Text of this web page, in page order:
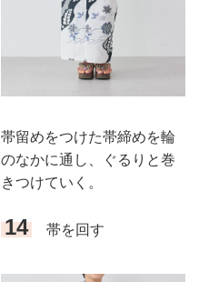
帯留めをつけた帯締めを輪
のなかに通し、ぐるりと巻
きつけていく。
14 帯を回す